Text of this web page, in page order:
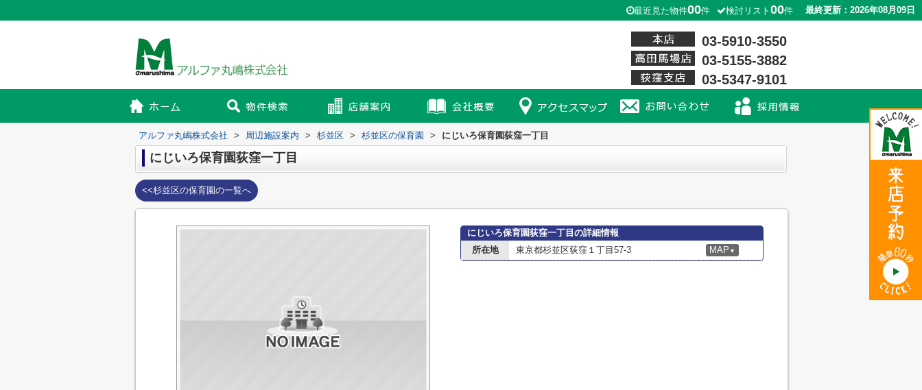
最近見た物件00件 検討リスト 00件 最終更新：2026年08月09日
03-5910-3550
03-5155-3882
03-5347-9101
アルファ丸嶋株式会社 > 周辺施設案内 > 杉並区 > 杉並区の保育園 > にじいろ保育園荻窪一丁目
にじいろ保育園荻窪一丁目
<<杉並区の保育園の一覧へ
にじいろ保育園荻窪一丁目の詳細情報
所在地
東京都杉並区荻窪１丁目57-3 MAP ▼